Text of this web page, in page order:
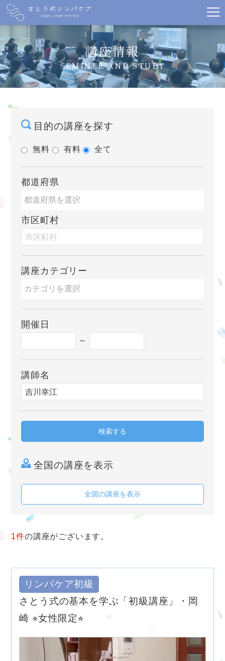
講座情報
SEMINER AND STUDY
目的の講座を探す
無料 有料 全て
都道府県
市区町村
講座カテゴリー
開催日
～
講師名
検索する
全国の講座を表示
全国の講座を表示
1件の講座がございます。
リンパケア初級
さとう式の基本を学ぶ「初級講座」・岡
崎 ⭐︎女性限定⭐︎